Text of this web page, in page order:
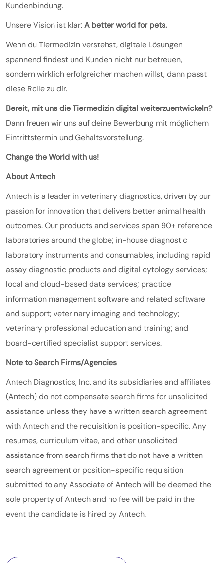
Kundenbindung.
Unsere Vision ist klar:A better world for pets.
Wenn du Tiermedizin verstehst, digitale Lösungen
spannend findest und Kunden nicht nur betreuen,
sondern wirklich erfolgreicher machen willst, dann passt
diese Rolle zu dir.
Bereit, mit uns die Tiermedizin digital weiterzuentwickeln?
Dann freuen wir uns auf deine Bewerbung mit möglichem
Eintrittstermin und Gehaltsvorstellung.
Change the World with us!
About Antech
Antech is a leader in veterinary diagnostics, driven by our
passion for innovation that delivers better animal health
outcomes. Our products and services span 90+ reference
laboratories around the globe; in-house diagnostic
laboratory instruments and consumables, including rapid
assay diagnostic products and digital cytology services;
local and cloud-based data services; practice
information management software and related software
and support; veterinary imaging and technology;
veterinary professional education and training; and
board-certified specialist support services.
Note to Search Firms/Agencies
Antech Diagnostics, Inc. and its subsidiaries and affiliates
(Antech) do not compensate search firms for unsolicited
assistance unless they have a written search agreement
with Antech and the requisition is position-specific. Any
resumes, curriculum vitae, and other unsolicited
assistance from search firms that do not have a written
search agreement or position-specific requisition
submitted to any Associate of Antech will be deemed the
sole property of Antech and no fee will be paid in the
event the candidate is hired by Antech.